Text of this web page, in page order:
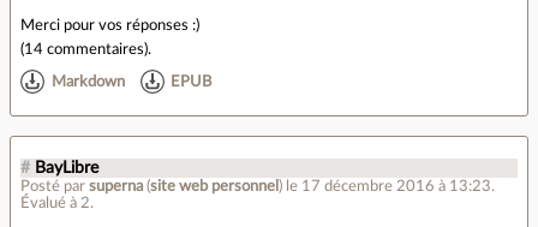
Merci pour vos réponses :)
(14 commentaires).
Markdown EPUB
# BayLibre
Posté par superna (site web personnel ) le 17 décembre 2016 à 13:23.
Évalué à 2.